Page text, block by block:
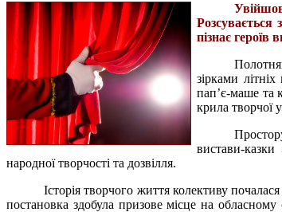
Розсувається
пізнає
зірками
пап’є-маше та
крила творчої
вистави-
народної творчості та дозвілля.
Історія творчого життя колективу
постановка здобула призове місце на обласному